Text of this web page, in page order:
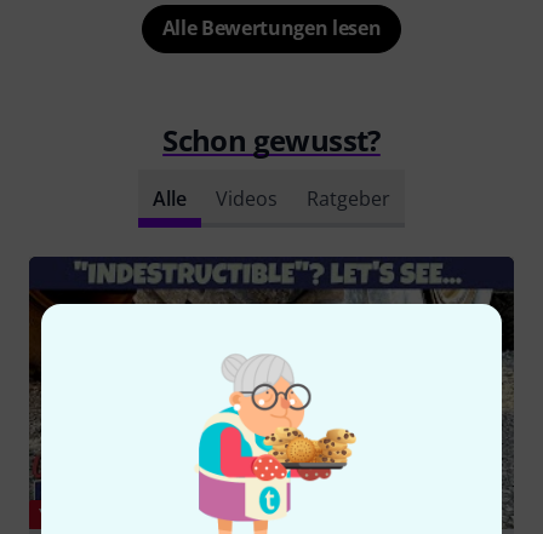
Alle Bewertungen lesen
Schon gewusst?
Alle Videos Ratgeber
YOUTUBE